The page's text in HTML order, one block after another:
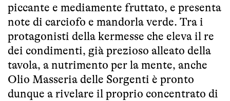
piccante e mediamente fruttato, e presenta
note di carciofo e mandorla verde. Tra i
protagonisti della kermesse che eleva il re
dei condimenti, già prezioso alleato della
tavola, a nutrimento per la mente, anche
Olio Masseria delle Sorgenti è pronto
dunque a rivelare il proprio concentrato di